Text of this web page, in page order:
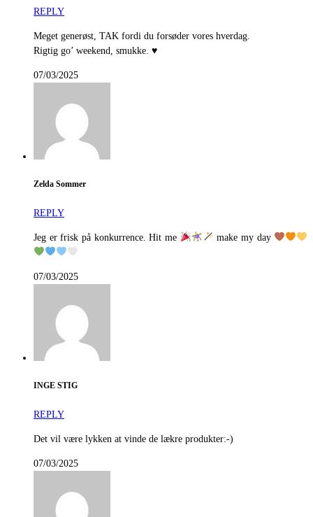
REPLY
Meget generøst, TAK fordi du forsøder vores hverdag.
Rigtig go’ weekend, smukke. ♥
07/03/2025
Zelda Sommer
REPLY
Jeg er frisk på konkurrence. Hit me make my day
07/03/2025
INGE STIG
REPLY
Det vil være lykken at vinde de lækre produkter:-)
07/03/2025